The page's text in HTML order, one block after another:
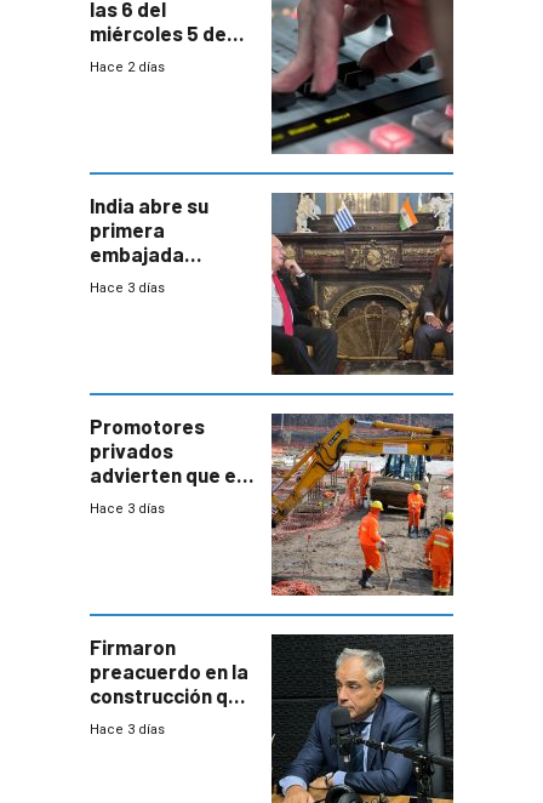
las 6 del
miércoles 5 de
agosto de 2026
Hace 2 días
India abre su
primera
embajada
residente en
enorme
potencial
Hace 3 días
Promotores
privados
advierten que el
nuevo convenio
a revisar
proyectos
Hace 3 días
Firmaron
preacuerdo en la
construcción que
comprende
Hace 3 días